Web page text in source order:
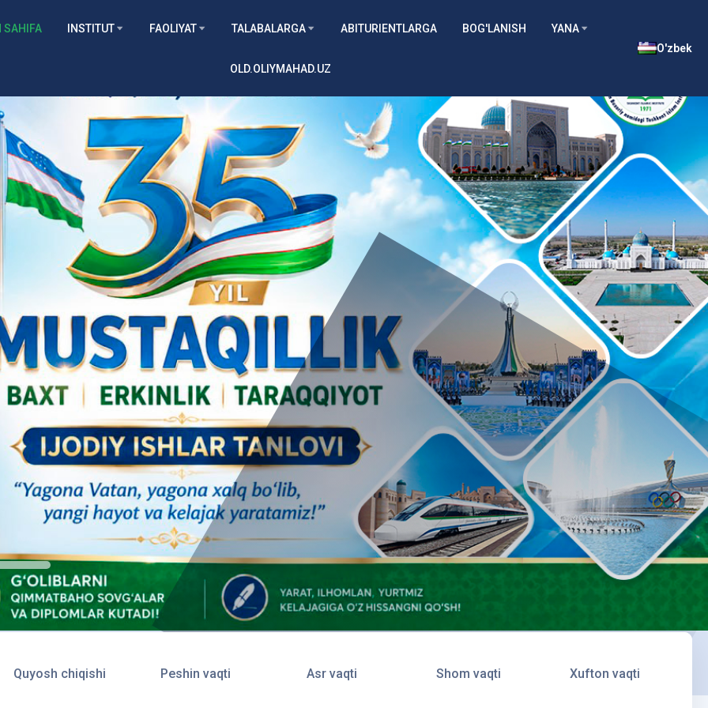
SAHIFA INSTITUT FAOLIYAT TALABALARGA ABITURIENTLARGA BOG'LANISH YANA
OLD.OLIYMAHAD.UZ
O'zbek
Quyosh chiqishi Peshin vaqti Asr vaqti Shom vaqti Xufton vaqti